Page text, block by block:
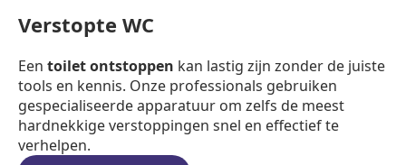
Verstopte WC
Een toilet ontstoppen kan lastig zijn zonder de juiste
tools en kennis. Onze professionals gebruiken
gespecialiseerde apparatuur om zelfs de meest
hardnekkige verstoppingen snel en effectief te
verhelpen.